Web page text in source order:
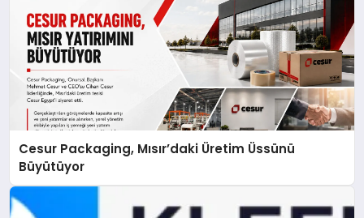
Cesur Packaging, Mısır’daki Üretim Üssünü
Büyütüyor